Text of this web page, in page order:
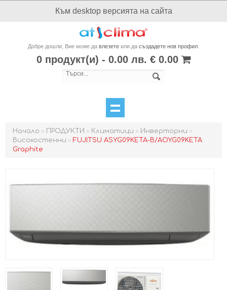
Добре дошли, Вие може да влезете или да създадете нов профил
0 продукт(и) - 0.00 лв. € 0.00
Начало » ПРОДУКТИ » Климатици » Инверторни »
Високостенни » FUJITSU ASYG09KETA-B/AOYG09KETA
Graphite
Към desktop версията на сайта